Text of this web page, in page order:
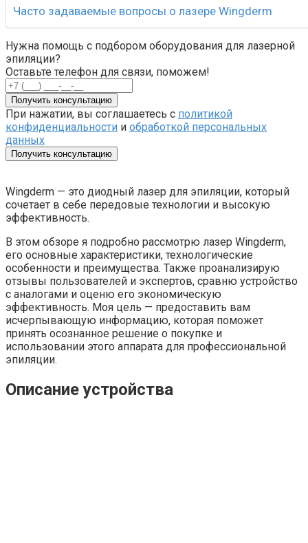
Часто задаваемые вопросы о лазере Wingderm
Нужна помощь с подбором оборудования для лазерной
эпиляции?
Оставьте телефон для связи, поможем!
Получить консультацию
При нажатии, вы соглашаетесь с политикой
конфиденциальности и обработкой персональных
данных
Получить консультацию
Wingderm — это диодный лазер для эпиляции, который
сочетает в себе передовые технологии и высокую
эффективность.
В этом обзоре я подробно рассмотрю лазер Wingderm,
его основные характеристики, технологические
особенности и преимущества. Также проанализирую
отзывы пользователей и экспертов, сравню устройство
с аналогами и оценю его экономическую
эффективность. Моя цель — предоставить вам
исчерпывающую информацию, которая поможет
принять осознанное решение о покупке и
использовании этого аппарата для профессиональной
эпиляции.
Описание устройства